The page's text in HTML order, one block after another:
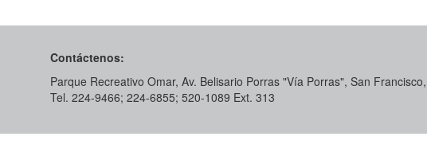
Contáctenos:
Parque Recreativo Omar, Av. Belisario Porras "Vía Porras", San
Tel. 224-9466; 224-6855; 520-1089​ Ext. 313